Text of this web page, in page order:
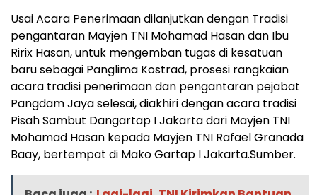
Usai Acara Penerimaan dilanjutkan dengan Tradisi
pengantaran Mayjen TNI Mohamad Hasan dan Ibu
Ririx Hasan, untuk mengemban tugas di kesatuan
baru sebagai Panglima Kostrad, prosesi rangkaian
acara tradisi penerimaan dan pengantaran pejabat
Pangdam Jaya selesai, diakhiri dengan acara tradisi
Pisah Sambut Dangartap I Jakarta dari Mayjen TNI
Mohamad Hasan kepada Mayjen TNI Rafael Granada
Baay, bertempat di Mako Gartap I Jakarta.Sumber.